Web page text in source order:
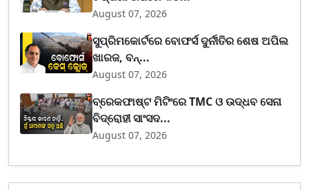
August 07, 2026
ସୁପ୍ରିମକୋର୍ଟରେ ବୋଫର୍ସ ଦୁର୍ନୀତିର ଶେଷ ଅପିଲ
ଖାରଜ, ବନ୍...
August 07, 2026
ବ୍ରେକଫାଷ୍ଟ ମିଟିଂରେ TMC ଓ ଉଦ୍ଧବ ସେନା
ବିଦ୍ରୋହୀ ସାଂସଦ...
August 07, 2026